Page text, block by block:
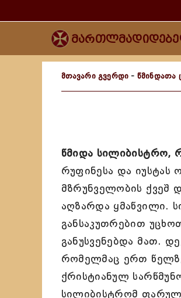
მთავარი გვერდი - წმინდათა
წმიდა სილიბისტრო,
რუფინესა და იუსტას
მზრუნველობის ქვეშ
აღზარდა ყმაწვილი.
განსაკუთრებით
განუსვენებდა მათ.
რომელმაც ერთ
ქრისტიანულ
სილიბისტრომ